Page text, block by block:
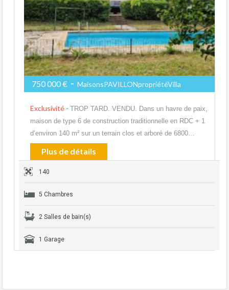
750 000 € - MaisonsPAVILLONpropriétéVilla
Exclusivité - TROP TARD. VENDU. Dans un havre de paix,
maison de type 6 de construction traditionnelle en RDC + 1
d’environ 140 m² sur un terrain clos et arboré de 6800…
Plus de détails
140
5 Chambres
2 Salles de bain(s)
1 Garage